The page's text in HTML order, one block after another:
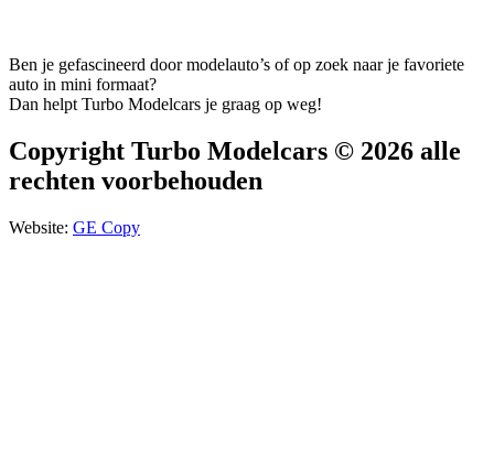
Ben je gefascineerd door modelauto’s of op zoek naar je favoriete
auto in mini formaat?
Dan helpt Turbo Modelcars je graag op weg!
Copyright Turbo Modelcars © 2026 alle
rechten voorbehouden
Website: GE Copy